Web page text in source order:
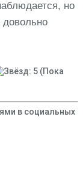
но
(Пока
в социальных